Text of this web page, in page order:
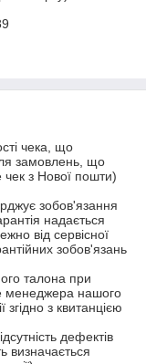
чека, що
замовлень, що
з Нової пошти)
зобов'язання
надається
від сервісної
зобов'язань
талона при
менеджера нашого
згідно з квитанцією
дефектів
визначається